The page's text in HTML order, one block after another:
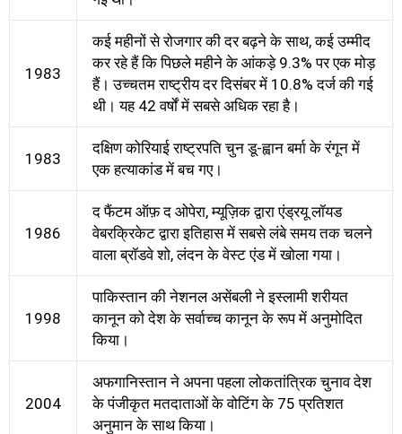
1983
कई महीनों से रोजगार की दर बढ़ने के साथ, कई उम्मीद
कर रहे हैं कि पिछले महीने के आंकड़े 9.3% पर एक मोड़
हैं। उच्चतम राष्ट्रीय दर दिसंबर में 10.8% दर्ज की गई
थी। यह 42 वर्षों में सबसे अधिक रहा है।
1983
दक्षिण कोरियाई राष्ट्रपति चुन डू-ह्वान बर्मा के रंगून में
एक हत्याकांड में बच गए।
1986
द फैंटम ऑफ़ द ओपेरा, म्यूज़िक द्वारा एंड्रयू लॉयड
वेबरक्रिकेट द्वारा इतिहास में सबसे लंबे समय तक चलने
वाला ब्रॉडवे शो, लंदन के वेस्ट एंड में खोला गया।
1998
पाकिस्तान की नेशनल असेंबली ने इस्लामी शरीयत
कानून को देश के सर्वाच्च कानून के रूप में अनुमोदित
किया।
2004
अफगानिस्तान ने अपना पहला लोकतांत्रिक चुनाव देश
के पंजीकृत मतदाताओं के वोटिंग के 75 प्रतिशत
अनुमान के साथ किया।